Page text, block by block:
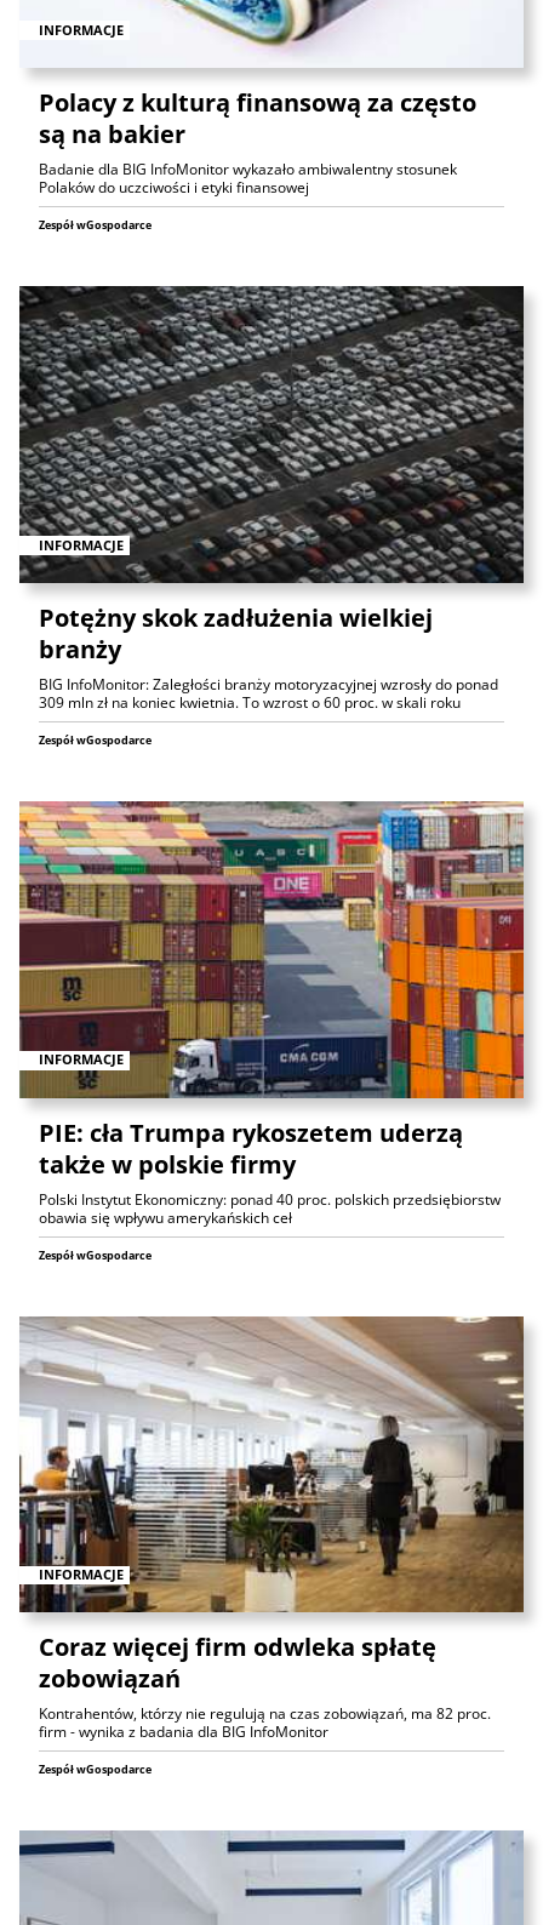
INFORMACJE
Polacy z kulturą finansową za często
są na bakier
Badanie dla BIG InfoMonitor wykazało ambiwalentny stosunek
Polaków do uczciwości i etyki finansowej
Zespół wGospodarce
INFORMACJE
Potężny skok zadłużenia wielkiej
branży
BIG InfoMonitor: Zaległości branży motoryzacyjnej wzrosły do ponad
309 mln zł na koniec kwietnia. To wzrost o 60 proc. w skali roku
Zespół wGospodarce
INFORMACJE
PIE: cła Trumpa rykoszetem uderzą
także w polskie firmy
Polski Instytut Ekonomiczny: ponad 40 proc. polskich przedsiębiorstw
obawia się wpływu amerykańskich ceł
Zespół wGospodarce
INFORMACJE
Coraz więcej firm odwleka spłatę
zobowiązań
Kontrahentów, którzy nie regulują na czas zobowiązań, ma 82 proc.
firm - wynika z badania dla BIG InfoMonitor
Zespół wGospodarce